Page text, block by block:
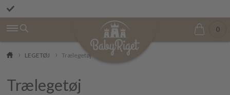
0
LEGETØJ Trælegetøj
Trælegetøj